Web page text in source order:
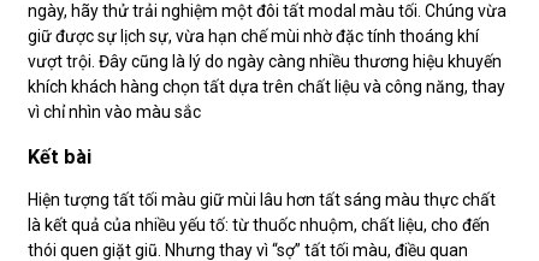
ngày, hãy thử trải nghiệm một đôi tất modal màu tối. Chúng vừa
giữ được sự lịch sự, vừa hạn chế mùi nhờ đặc tính thoáng khí
vượt trội. Đây cũng là lý do ngày càng nhiều thương hiệu khuyến
khích khách hàng chọn tất dựa trên chất liệu và công năng, thay
vì chỉ nhìn vào màu sắc
Kết bài
Hiện tượng tất tối màu giữ mùi lâu hơn tất sáng màu thực chất
là kết quả của nhiều yếu tố: từ thuốc nhuộm, chất liệu, cho đến
thói quen giặt giũ. Nhưng thay vì “sợ” tất tối màu, điều quan